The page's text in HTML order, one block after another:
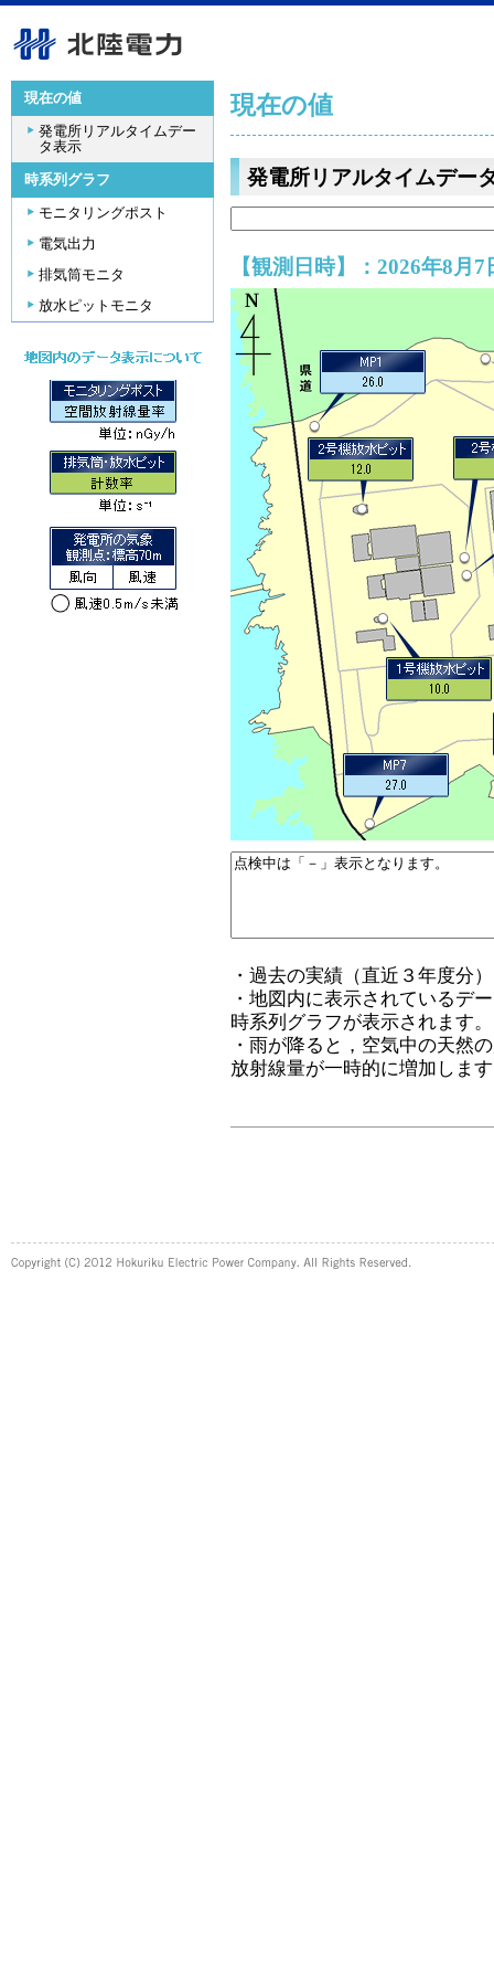
現在の値
発電所リアルタイムデー
タ表示
時系列グラフ
モニタリングポスト
電気出力
排気筒モニタ
放水ピットモニタ
現在の値
発電所リアルタイムデー
【観測日時】：2026年8月
・過去の実績（直近３年度分
・地図内に表示されているデ
時系列グラフが表示されます。
・雨が降ると，空気中の天然
放射線量が一時的に増加しま